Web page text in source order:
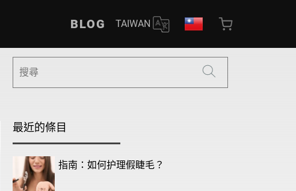
BLOG TAIWAN
最近的條目
指南：如何护理假睫毛？